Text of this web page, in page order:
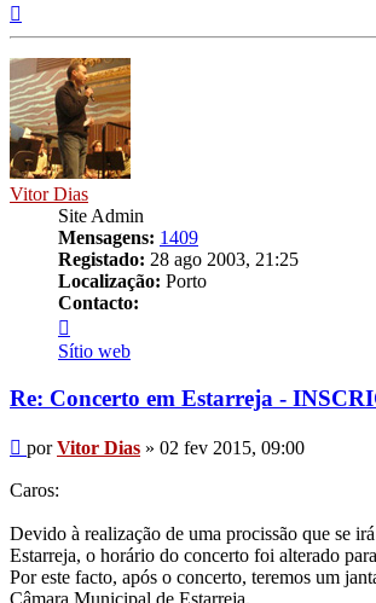
Vitor Dias
Site Admin
Mensagens: 1409
Registado: 28 ago 2003, 21:25
Localização: Porto
Contacto:
Vitor
Dias
Sítio web
Re: Concerto em Estarreja -
Mensagem
porVitor Dias » 02 fev 2015, 09:00
Caros:
Devido à realização de uma procissão que se
Estarreja, o horário do concerto foi alterado
Por este facto, após o concerto, teremos um